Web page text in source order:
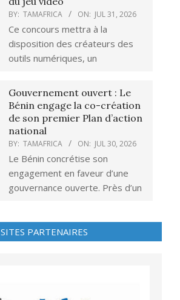
BY: TAMAFRICA ON: JUL 31, 2026
Ce concours mettra à la
disposition des créateurs des
outils numériques, un
Gouvernement ouvert : Le
Bénin engage la co-création
de son premier Plan d’action
national
BY: TAMAFRICA ON: JUL 30, 2026
Le Bénin concrétise son
engagement en faveur d’une
gouvernance ouverte. Près d’un
SITES PARTENAIRES